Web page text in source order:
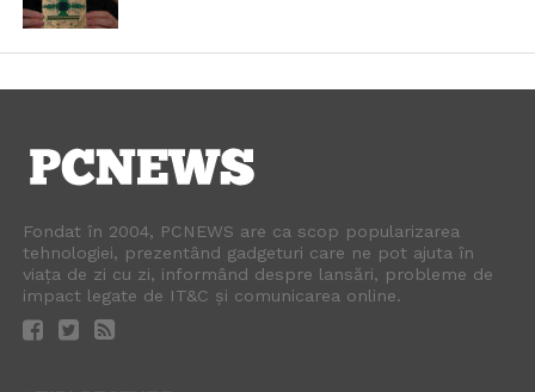
Fondat în 2004, PCNEWS are ca scop popularizarea
tehnologiei, prezentând gadgeturi care ne pot ajuta în
viața de zi cu zi, informând despre lansări, probleme de
impact legate de IT&C și comunicarea online.